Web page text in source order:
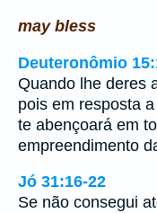
may bless
Deuteronômio
Quando lhe deres
pois em resposta
te abençoará em
empreendimento
Jó 31:16-22
Se não consegui